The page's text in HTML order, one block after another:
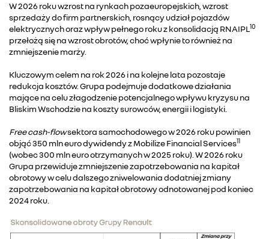
W 2026 roku wzrost na rynkach pozaeuropejskich, wzrost
sprzedaży do firm partnerskich, rosnący udział pojazdów
elektrycznych oraz wpływ pełnego roku z konsolidacją RNAIPL10
przełożą się na wzrost obrotów, choć wpłynie to również na
zmniejszenie marży.
Kluczowym celem na rok 2026 i na kolejne lata pozostaje
redukcja kosztów. Grupa podejmuje dodatkowe działania
mające na celu złagodzenie potencjalnego wpływu kryzysu na
Bliskim Wschodzie na koszty surowców, energii i logistyki.
Free cash-flowsektora samochodowego w 2026 roku powinien
objąć 350 mln euro dywidendy z Mobilize Financial Services11
(wobec 300 mln euro otrzymanych w 2025 roku). W 2026 roku
Grupa przewiduje zmniejszenie zapotrzebowania na kapitał
obrotowy w celu dalszego zniwelowania dodatniej zmiany
zapotrzebowania na kapitał obrotowy odnotowanej pod koniec
2024 roku.